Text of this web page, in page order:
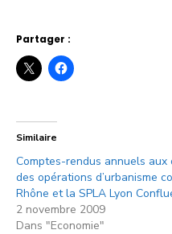
Partager :
Similaire
Comptes-rendus annuels
des opérations d’urbanisme
Rhône et la SPLA Lyon
2 novembre 2009
Dans "Economie"